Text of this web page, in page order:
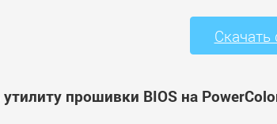
Скачать
прошивки BIOS на